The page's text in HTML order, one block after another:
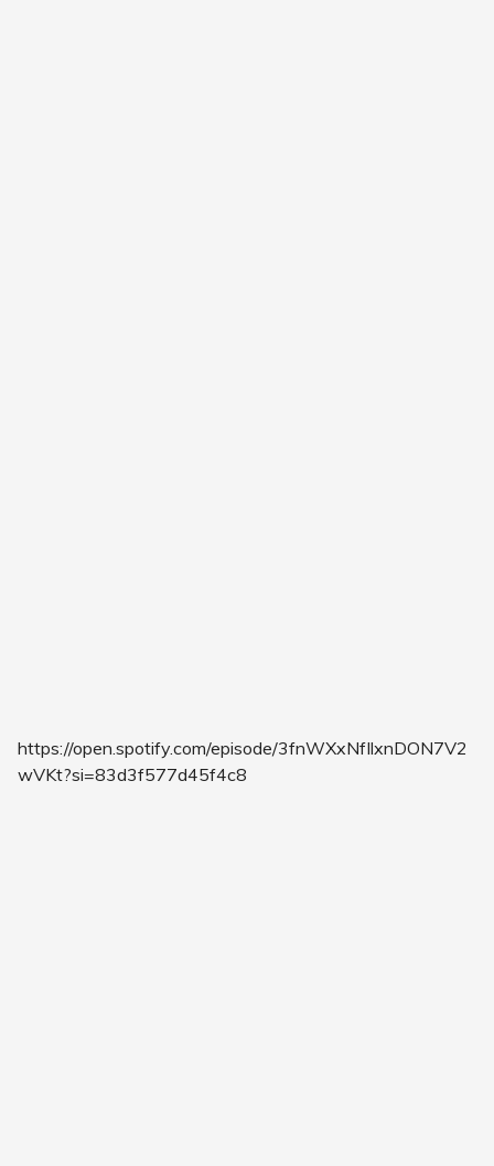
https://open.spotify.com/episode/3fnWXxNfIlxnDON7V2
wVKt?si=83d3f577d45f4c8